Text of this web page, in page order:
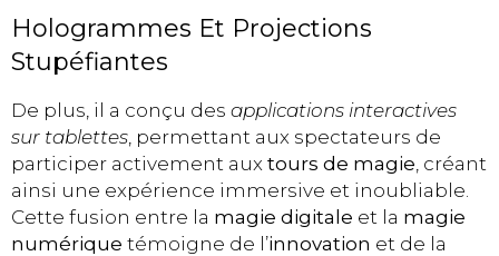
Hologrammes Et Projections
Stupéfiantes
De plus, il a conçu des applications interactives
sur tablettes , permettant aux spectateurs de
participer activement aux tours de magie , créant
ainsi une expérience immersive et inoubliable.
Cette fusion entre la magie digitale et la magie
numérique témoigne de l’innovation et de la